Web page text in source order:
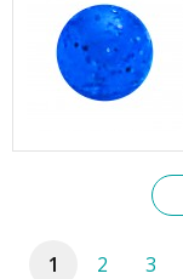
1 2 3